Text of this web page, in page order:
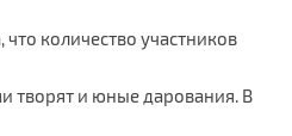
количество участников
творят и юные дарования. В